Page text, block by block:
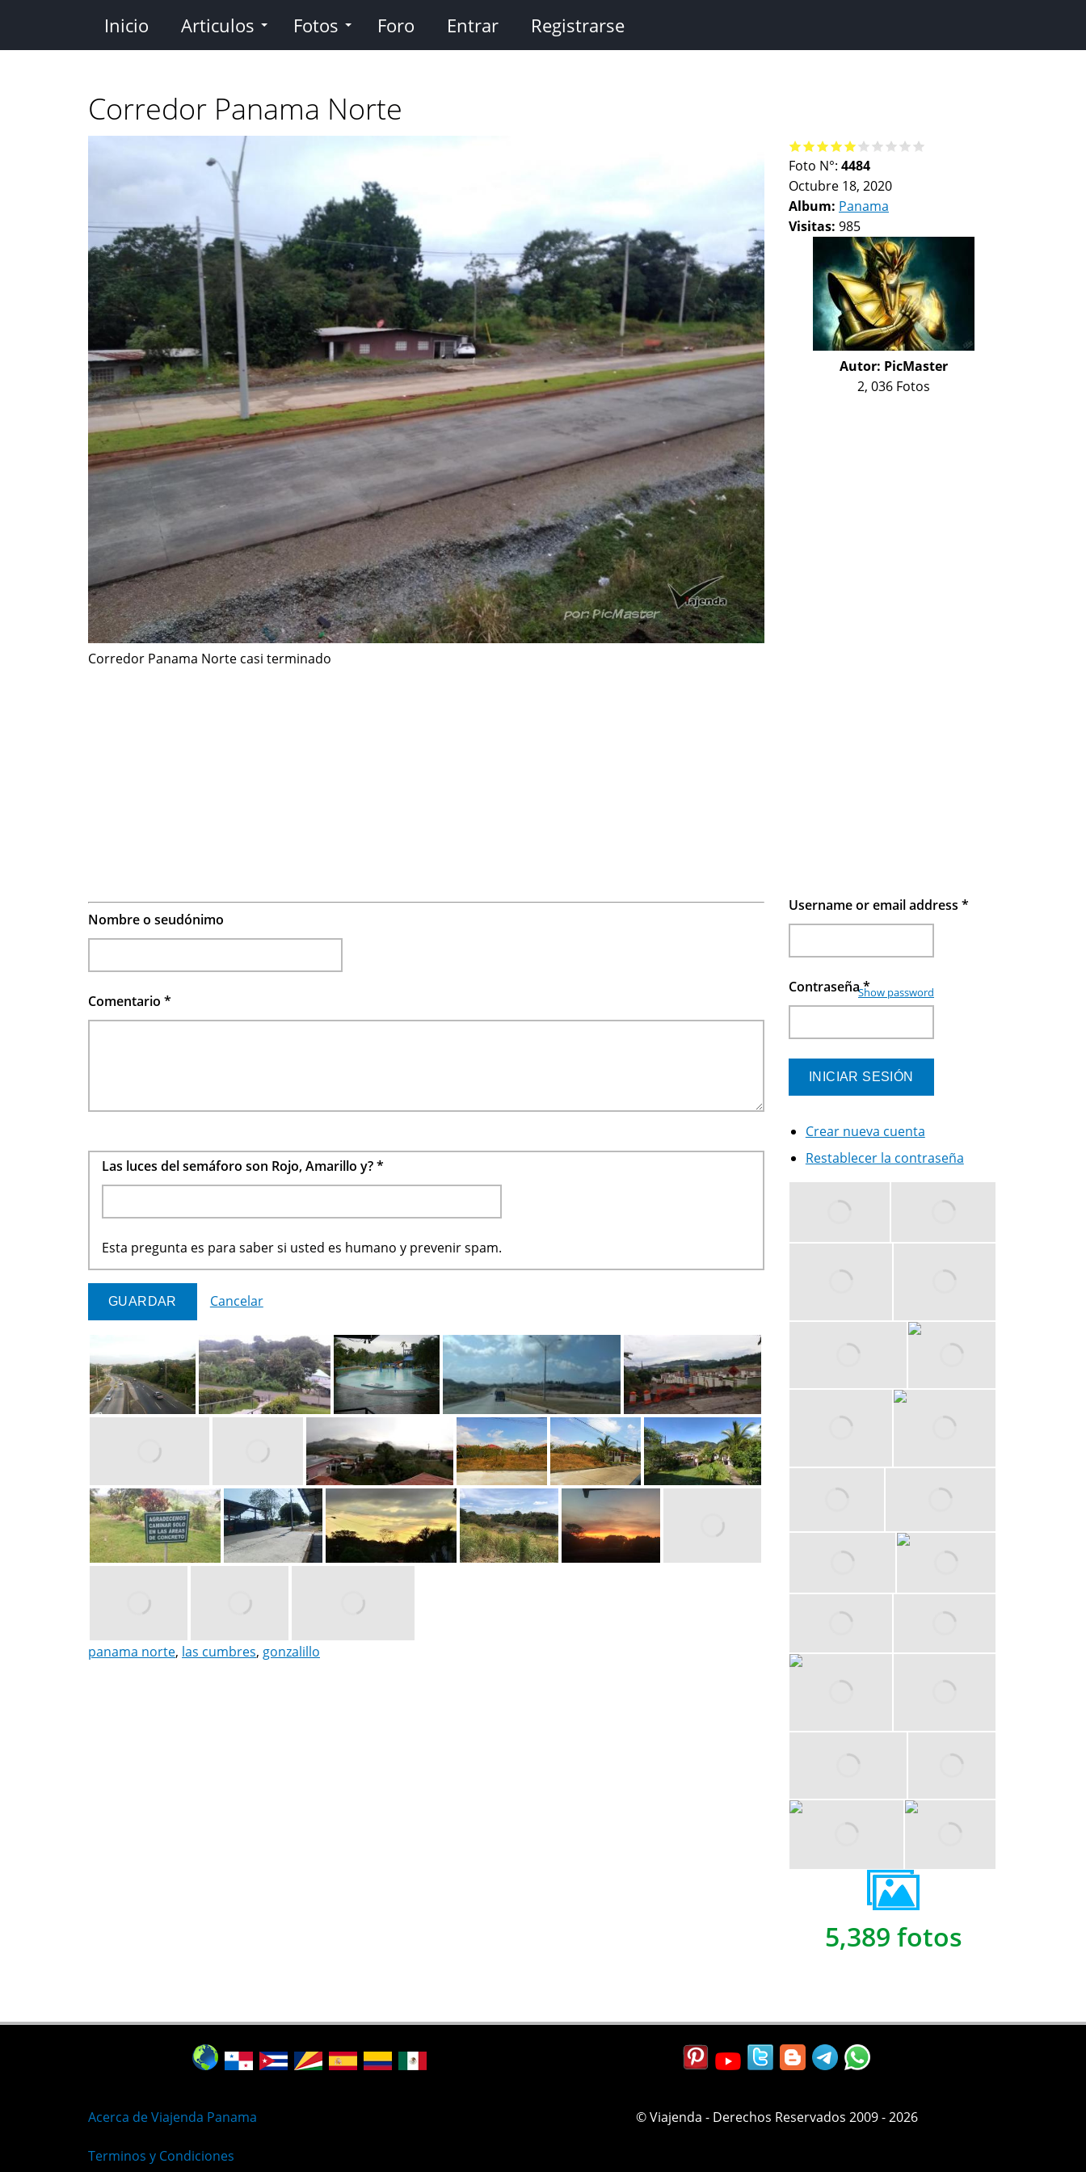
contenido
Inicio Articulos Fotos Foro Entrar Registrarse
Corredor Panama Norte
Corredor Panama Norte casi terminado
Foto N°: 4484
Octubre 18, 2020
Album: Panama
Visitas: 985
Autor: PicMaster
2, 036 Fotos
Nombre o seudónimo
Comentario *
Las luces del semáforo son Rojo, Amarillo y?*
Esta pregunta es para saber si usted es humano y prevenir spam.
Cancelar
panama norte, las cumbres, gonzalillo
Username or email address *
Contraseña*
Show password
Crear nueva cuenta
Restablecer la contraseña
5,389 fotos
Acerca de Viajenda Panama
Terminos y Condiciones
© Viajenda - Derechos Reservados 2009 - 2026